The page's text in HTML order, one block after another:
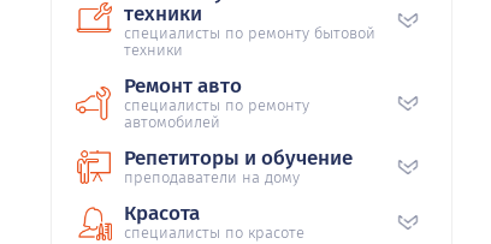
техники
специалисты по ремонту бытовой
техники
Ремонт авто
специалисты по ремонту
автомобилей
Репетиторы и обучение
преподаватели на дому
Красота
специалисты по красоте